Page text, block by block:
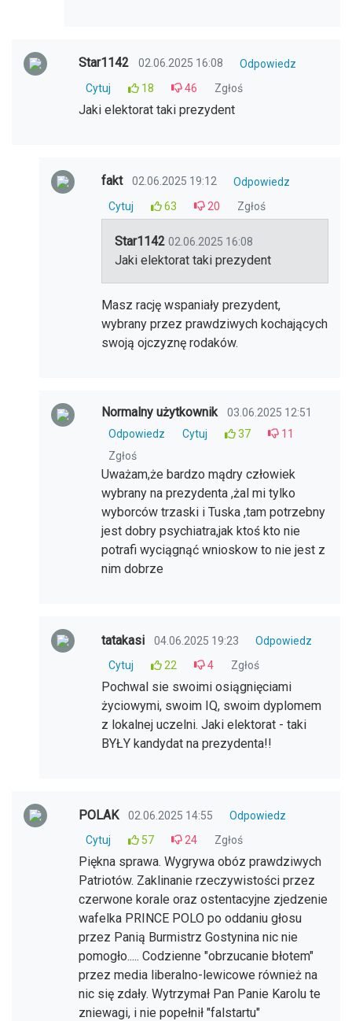
Star1142 02.06.2025 16:08
Odpowiedz
Cytuj
18 46 Zgłoś
Jaki elektorat taki prezydent
fakt 02.06.2025 19:12
Odpowiedz
Cytuj
63 20 Zgłoś
Star1142 02.06.2025 16:08
Jaki elektorat taki prezydent
Masz rację wspaniały prezydent,
wybrany przez prawdziwych kochających
swoją ojczyznę rodaków.
Normalny użytkownik
03.06.2025 12:51
Odpowiedz
Cytuj 37
11
Zgłoś
Uważam,że bardzo mądry człowiek
wybrany na prezydenta ,żal mi tylko
wyborców trzaski i Tuska ,tam potrzebny
jest dobry psychiatra,jak ktoś kto nie
potrafi wyciągnąć wnioskow to nie jest z
nim dobrze
tatakasi 04.06.2025 19:23
Odpowiedz
Cytuj
22 4 Zgłoś
Pochwal sie swoimi osiągnięciami
życiowymi, swoim IQ, swoim dyplomem
z lokalnej uczelni. Jaki elektorat - taki
BYŁY kandydat na prezydenta!!
POLAK 02.06.2025 14:55
Odpowiedz
Cytuj
57 24 Zgłoś
Piękna sprawa. Wygrywa obóz prawdziwych
Patriotów. Zaklinanie rzeczywistości przez
czerwone korale oraz ostentacyjne zjedzenie
wafelka PRINCE POLO po oddaniu głosu
przez Panią Burmistrz Gostynina nic nie
pomogło..... Codzienne "obrzucanie błotem"
przez media liberalno-lewicowe również na
nic się zdały. Wytrzymał Pan Panie Karolu te
zniewagi, i nie popełnił "falstartu"